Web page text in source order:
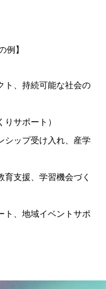
例】
ト、持続可能な社会の
サポート）
シップ受け入れ、産学
支援、学習機会づく
ト、地域イベントサポ